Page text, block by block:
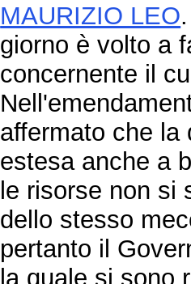
MAURIZIO LEO
giorno è volto a
concernente il
affermato che la
estesa anche a
le risorse non si
dello stesso
pertanto il
la quale si sono